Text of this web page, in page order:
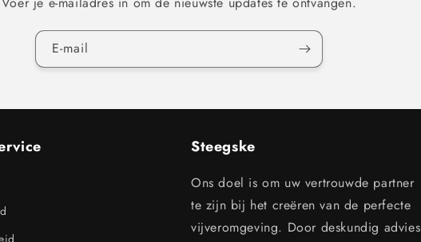
E‑mail
Steegske
Ons doel is om uw vertrouwde partner
te zijn bij het creëren van de perfecte
vijveromgeving. Door deskundig advies